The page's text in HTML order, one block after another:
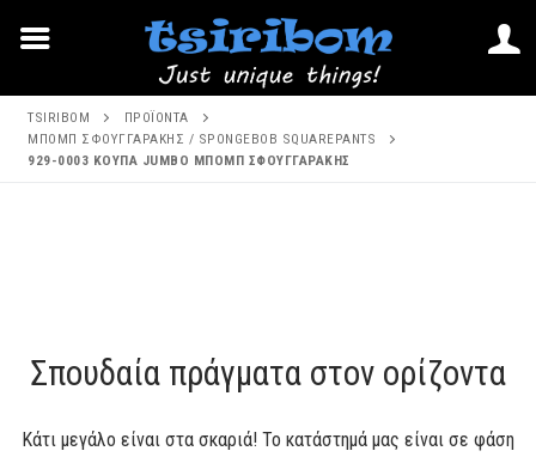
Μετάβαση
περιεχόμενο
TSIRIBOM
ΠΡΟΪΌΝΤΑ
ΜΠΟΜΠ ΣΦΟΥΓΓΑΡΆΚΗΣ / SPONGEBOB SQUAREPANTS
929-0003 ΚΟΥΠΑ JUMBO ΜΠΟΜΠ ΣΦΟΥΓΓΑΡΑΚΗΣ
Σπουδαία πράγματα στον ορίζοντα
Κάτι μεγάλο είναι στα σκαριά! Το κατάστημά μας είναι σε φάση